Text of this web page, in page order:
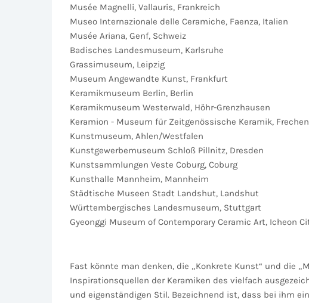
Musée Magnelli, Vallauris, Frankreich
Museo Internazionale delle Ceramiche, Faenza, Italien
Musée Ariana, Genf, Schweiz
Badisches Landesmuseum, Karlsruhe
Grassimuseum, Leipzig
Museum Angewandte Kunst, Frankfurt
Keramikmuseum Berlin, Berlin
Keramikmuseum Westerwald, Höhr-Grenzhausen
Keramion - Museum für Zeitgenössische Keramik, Frechen
Kunstmuseum, Ahlen/Westfalen
Kunstgewerbemuseum Schloß Pillnitz, Dresden
Kunstsammlungen Veste Coburg, Coburg
Kunsthalle Mannheim, Mannheim
Städtische Museen Stadt Landshut, Landshut
Württembergisches Landesmuseum, Stuttgart
Gyeonggi Museum of Contemporary Ceramic Art, Icheon
Fast könnte man denken, die „Konkrete Kunst“ und die
Inspirationsquellen der Keramiken des vielfach
und eigenständigen Stil. Bezeichnend ist, dass bei ihm